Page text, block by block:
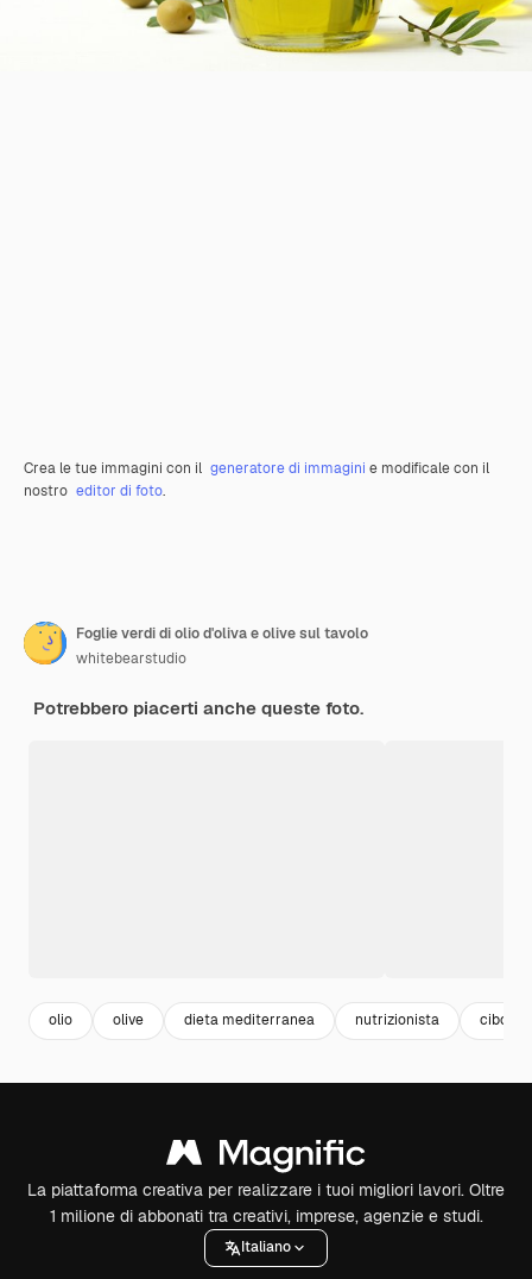
Crea le tue immagini con il generatore di immagini e modificale con il
nostro editor di foto.
Foglie verdi di olio d'oliva e olive sul tavolo
whitebearstudio
Potrebbero piacerti anche queste foto.
olio olive dieta mediterranea nutrizionista cibo
La piattaforma creativa per realizzare i tuoi migliori lavori. Oltre
1 milione di abbonati tra creativi, imprese, agenzie e studi.
Italiano